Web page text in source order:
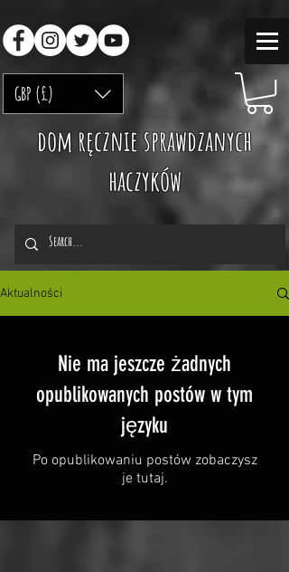
GBP (£)
dom ręcznie sprawdzanych
haczyków
Aktualności
Nie ma jeszcze żadnych
opublikowanych postów w tym
języku
Po opublikowaniu postów zobaczysz
je tutaj.